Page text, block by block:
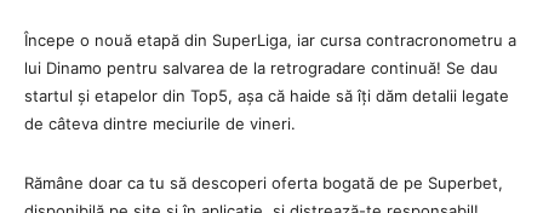
Începe o nouă etapă din SuperLiga, iar cursa contracronometru a
lui Dinamo pentru salvarea de la retrogradare continuă! Se dau
startul și etapelor din Top5, așa că haide să îți dăm detalii legate
de câteva dintre meciurile de vineri.
Rămâne doar ca tu să descoperi oferta bogată de pe Superbet,